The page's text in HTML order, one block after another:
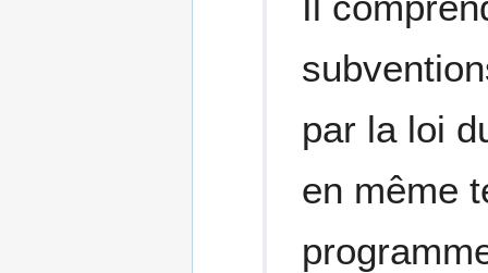
par la loi
en même